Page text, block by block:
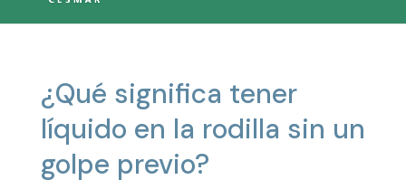
¿Qué significa tener
líquido en la rodilla sin un
golpe previo?